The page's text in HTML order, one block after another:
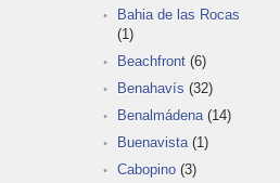
Bahia de las Rocas
(1)
Beachfront (6)
Benahavís (32)
Benalmádena(14)
Buenavista(1)
Cabopino (3)